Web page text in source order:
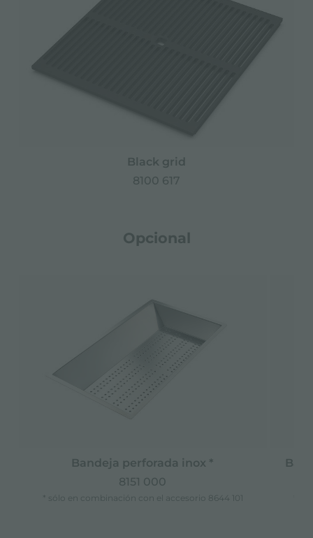
Black grid
8100 617
Opcional
Bandeja perforada inox *
8151 000
* sólo en combinación con el accesorio 8644 101